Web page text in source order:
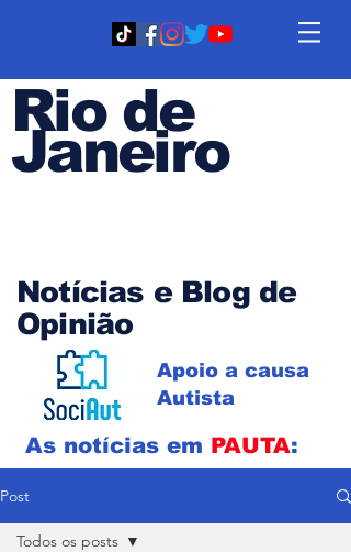
Rio de
Janeiro
Notícias e Blog de
Opinião
Apoio a causa
Autista
As notícias em PAUTA:
Post
Todos os posts